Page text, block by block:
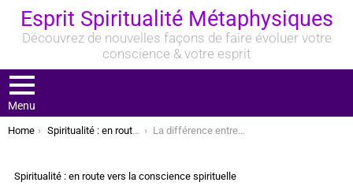
Esprit Spiritualité Métaphysiques
Découvrez de nouvelles façons de faire évoluer votre
conscience & votre esprit
Menu
You are here:
Home Spiritualité : en route vers la conscience spirituelle La différence entre l’amour et apprécier quelqu’un…
Spiritualité : en route vers la conscience spirituelle